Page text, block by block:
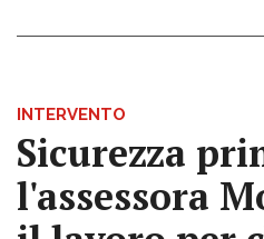
INTERVENTO
Sicurezza
l'assessora